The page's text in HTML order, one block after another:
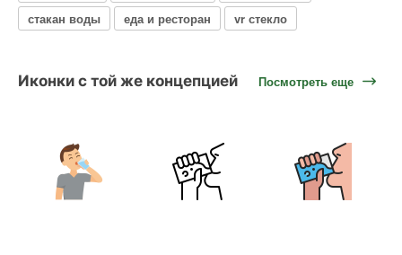
стакан воды
еда и ресторан vr стекло
Иконки с той же концепцией Посмотреть еще